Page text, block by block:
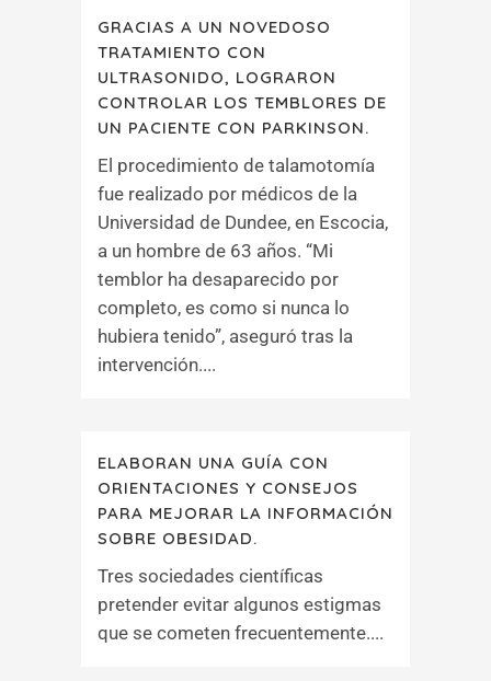
GRACIAS A UN NOVEDOSO
TRATAMIENTO CON
ULTRASONIDO, LOGRARON
CONTROLAR LOS TEMBLORES DE
UN PACIENTE CON PARKINSON.
El procedimiento de talamotomía
fue realizado por médicos de la
Universidad de Dundee, en Escocia,
a un hombre de 63 años. “Mi
temblor ha desaparecido por
completo, es como si nunca lo
hubiera tenido”, aseguró tras la
intervención....
ELABORAN UNA GUÍA CON
ORIENTACIONES Y CONSEJOS
PARA MEJORAR LA INFORMACIÓN
SOBRE OBESIDAD.
Tres sociedades científicas
pretender evitar algunos estigmas
que se cometen frecuentemente....